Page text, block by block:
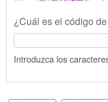
¿Cuál es el código
Introduzca los